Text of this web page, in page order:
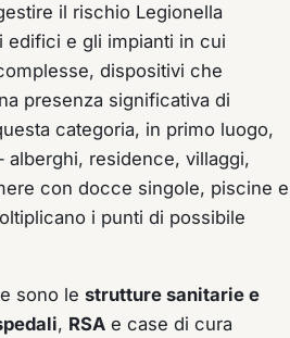
il rischio Legionella
edifici e gli impianti in cui
dispositivi che
presenza significativa di
categoria, in primo luogo,
residence, villaggi,
con docce singole, piscine e
i punti di possibile
sono le strutture sanitarie e
, RSA e case di cura